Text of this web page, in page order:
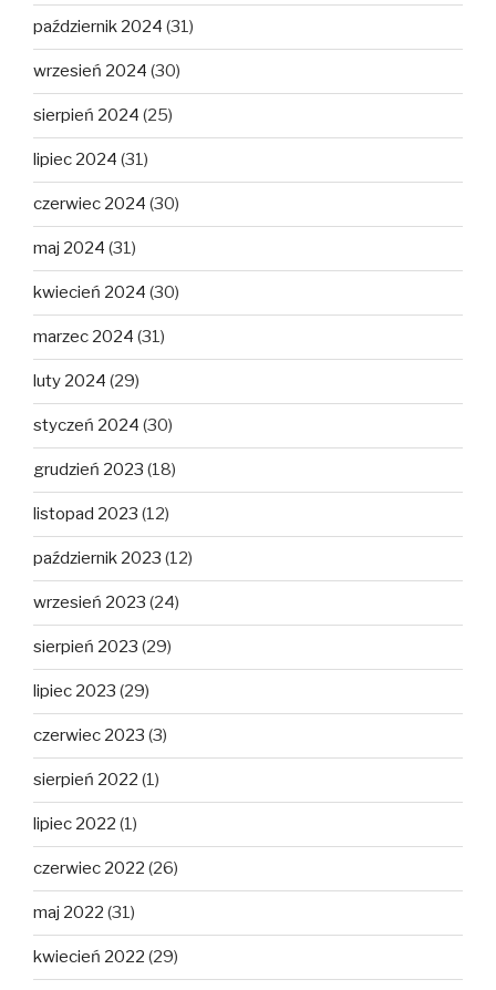
październik 2024 (31)
wrzesień 2024 (30)
sierpień 2024 (25)
lipiec 2024 (31)
czerwiec 2024 (30)
maj 2024 (31)
kwiecień 2024 (30)
marzec 2024 (31)
luty 2024 (29)
styczeń 2024 (30)
grudzień 2023 (18)
listopad 2023 (12)
październik 2023 (12)
wrzesień 2023 (24)
sierpień 2023 (29)
lipiec 2023 (29)
czerwiec 2023 (3)
sierpień 2022 (1)
lipiec 2022 (1)
czerwiec 2022 (26)
maj 2022 (31)
kwiecień 2022 (29)